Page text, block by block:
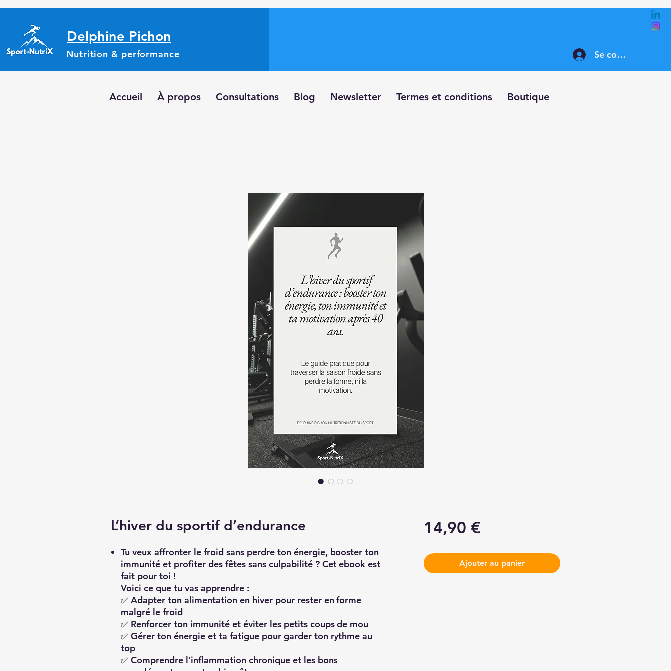
Delphine Pichon
Nutrition & performance Se connecter
Accueil À propos Consultations Blog Newsletter Termes et conditions Boutique
L’hiver du sportif d’endurance
Tu veux affronter le froid sans perdre ton énergie, booster ton
immunité et profiter des fêtes sans culpabilité ? Cet ebook est
fait pour toi !
Voici ce que tu vas apprendre :
✅ Adapter ton alimentation en hiver pour rester en forme
malgré le froid
✅ Renforcer ton immunité et éviter les petits coups de mou
✅ Gérer ton énergie et ta fatigue pour garder ton rythme au
top
✅ Comprendre l’inflammation chronique et les bons
14,90 €Prix
Ajouter au panier